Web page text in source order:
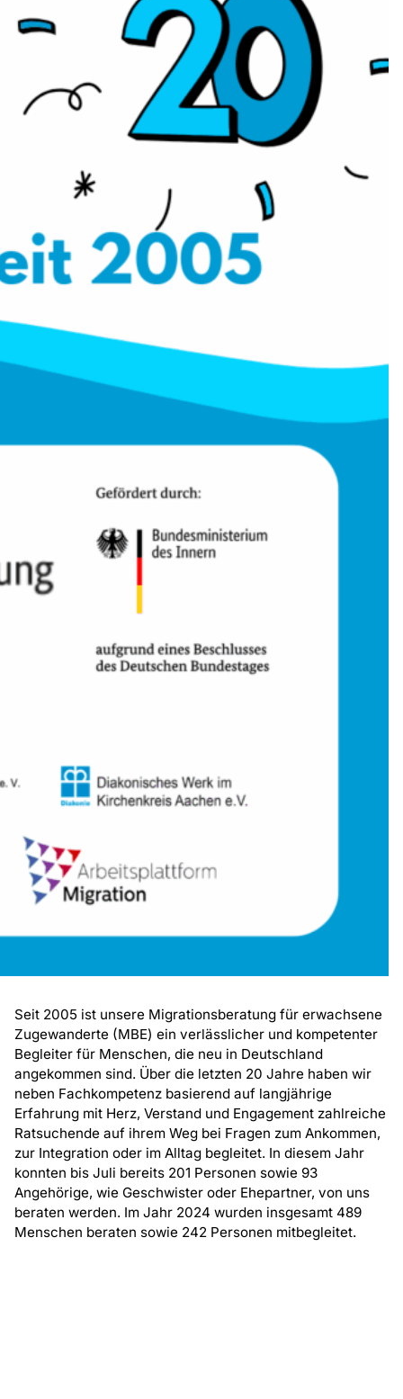
Seit 2005 ist unsere Migrationsberatung für erwachsene
Zugewanderte (MBE) ein verlässlicher und kompetenter
Begleiter für Menschen, die neu in Deutschland
angekommen sind. Über die letzten 20 Jahre haben wir
neben Fachkompetenz basierend auf langjährige
Erfahrung mit Herz, Verstand und Engagement zahlreiche
Ratsuchende auf ihrem Weg bei Fragen zum Ankommen,
zur Integration oder im Alltag begleitet. In diesem Jahr
konnten bis Juli bereits 201 Personen sowie 93
Angehörige, wie Geschwister oder Ehepartner, von uns
beraten werden. Im Jahr 2024 wurden insgesamt 489
Menschen beraten sowie 242 Personen mitbegleitet.